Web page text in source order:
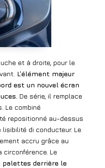
et à droite, pour le
L’élément majeur
est un nouvel écran
De série, il remplace
Le combiné
repositionné au-dessus
di conducteur. Le
accru grâce au
Le
palettes derrière le